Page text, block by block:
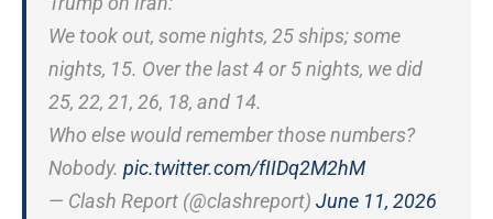
We took out, some nights, 25 ships; some
nights, 15. Over the last 4 or 5 nights, we did
25, 22, 21, 26, 18, and 14.
Who else would remember those numbers?
Nobody. pic.twitter.com/fIIDq2M2hM
— Clash Report (@clashreport) June 11, 2026